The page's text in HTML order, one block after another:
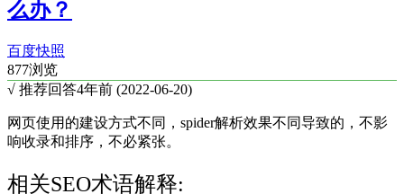
么办？
百度快照
877浏览
√ 推荐回答4年前 (2022-06-20)
网页使用的建设方式不同，spider解析效果不同导致的，不影
响收录和排序，不必紧张。
相关SEO术语解释: